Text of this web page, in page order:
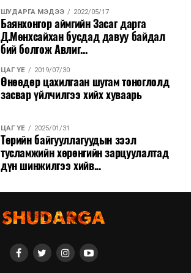
ШУДАРГА МЭДЭЭ 2022/05/17
Баянхонгор аймгийн Засаг дарга
Д.Мөнхсайхан бусдад давуу байдал
бий болгож Авлиг...
ЦАГ ҮЕ 2019/07/30
Өнөөдөр цахилгаан шугам тоноглолд
засвар үйлчилгээ хийх хуваарь
ЦАГ ҮЕ 2025/01/31
Төрийн байгууллагуудын зээл
тусламжийн хөрөнгийн зарцуулалтад
дүн шинжилгээ хийв...